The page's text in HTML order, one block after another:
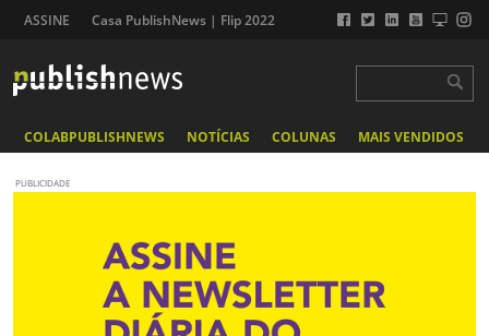
ASSINE Casa PublishNews | Flip 2022
COLABPUBLISHNEWS NOTÍCIAS COLUNAS MAIS VENDIDOS
PUBLICIDADE